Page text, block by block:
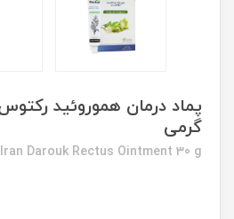
گرمی
Iran Darouk Rectus Ointment 30 g